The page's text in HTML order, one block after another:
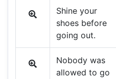
Shine your
shoes before
going out.
Nobody was
allowed to go